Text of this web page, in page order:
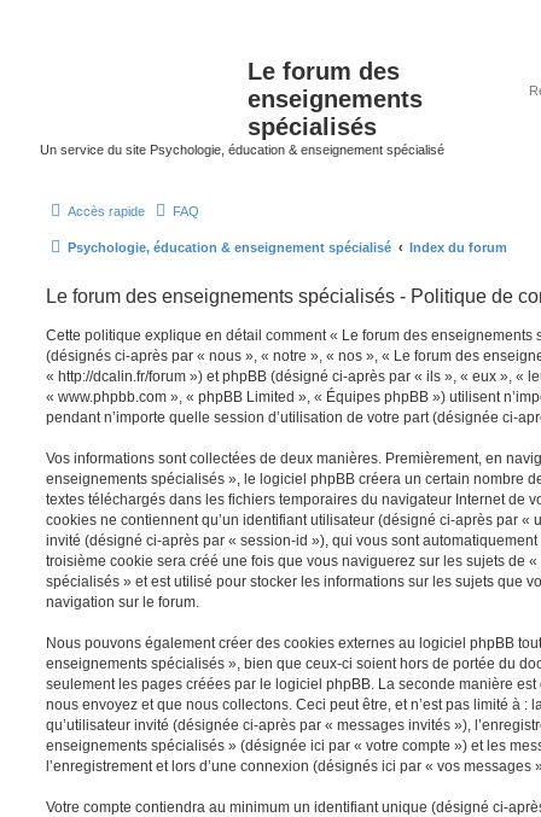
Le forum des
enseignements
spécialisés
Un service du site Psychologie, éducation & enseignement spécialisé
Accès rapide FAQ
Psychologie, éducation & enseignement spécialisé Index du forum
Le forum des enseignements spécialisés - Politique de
Cette politique explique en détail comment « Le forum des enseignements
(désignés ci-après par « nous », « notre », « nos », « Le forum des
« http://dcalin.fr/forum ») et phpBB (désigné ci-après par « ils », « eux », «
« www.phpbb.com », « phpBB Limited », « Équipes phpBB ») utilisent
pendant n’importe quelle session d’utilisation de votre part (désignée ci-
Vos informations sont collectées de deux manières. Premièrement, en
enseignements spécialisés », le logiciel phpBB créera un certain nombre
textes téléchargés dans les fichiers temporaires du navigateur Internet de
cookies ne contiennent qu’un identifiant utilisateur (désigné ci-après par «
invité (désigné ci-après par « session-id »), qui vous sont
troisième cookie sera créé une fois que vous naviguerez sur les sujets de
spécialisés » et est utilisé pour stocker les informations sur les sujets que
navigation sur le forum.
Nous pouvons également créer des cookies externes au logiciel phpBB
enseignements spécialisés », bien que ceux-ci soient hors de portée du
seulement les pages créées par le logiciel phpBB. La seconde manière
nous envoyez et que nous collectons. Ceci peut être, et n’est pas limité à :
qu’utilisateur invité (désignée ci-après par « messages invités »),
enseignements spécialisés » (désignée ici par « votre compte ») et les
l’enregistrement et lors d’une connexion (désignés ici par « vos messages
Votre compte contiendra au minimum un identifiant unique (désigné ci-